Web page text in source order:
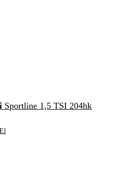
Sportline 1,5 TSI 204hk